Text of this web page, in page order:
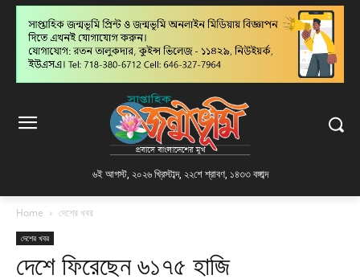
৬ই আগস্ট, ২০২৬ খ্রিস্টাব্দ, ২২শে শ্রাবণ, ১৪৩৩ বঙ্গাব্দ
Home দেশের খবর
দেশের খবর
দেশে ফিরেছেন ৬১৭৫ হাজি